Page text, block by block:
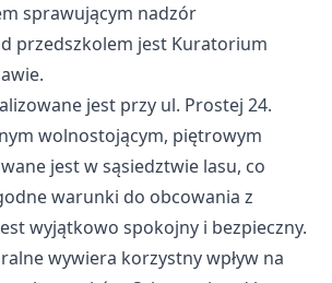
sprawującym nadzór
przedszkolem jest Kuratorium
jest przy ul. Prostej 24.
wolnostojącym, piętrowym
jest w sąsiedztwie lasu, co
warunki do obcowania z
wyjątkowo spokojny i bezpieczny.
wywiera korzystny wpływ na